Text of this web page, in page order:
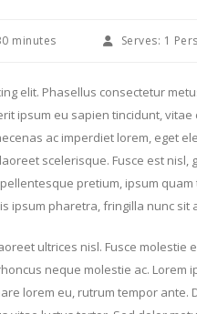
minutes Serves: 1
elit. Phasellus consectetur
ipsum eu sapien tincidunt,
ac imperdiet lorem, eget
scelerisque. Fusce est nisl,
pretium, ipsum
ipsum pharetra, fringilla nunc sit
ultrices nisl. Fusce molestie
neque molestie ac. Lorem
lorem eu, rutrum tempor ante.